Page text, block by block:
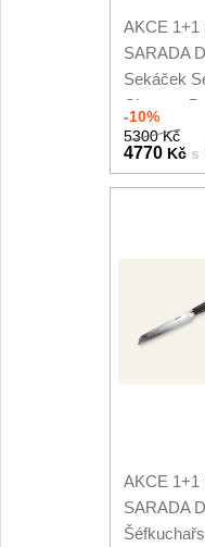
AKCE 1+1
SARADA
Sekáček
Chopper
-10%
5300 Kč
4770 Kč s
AKCE 1+1
SARADA